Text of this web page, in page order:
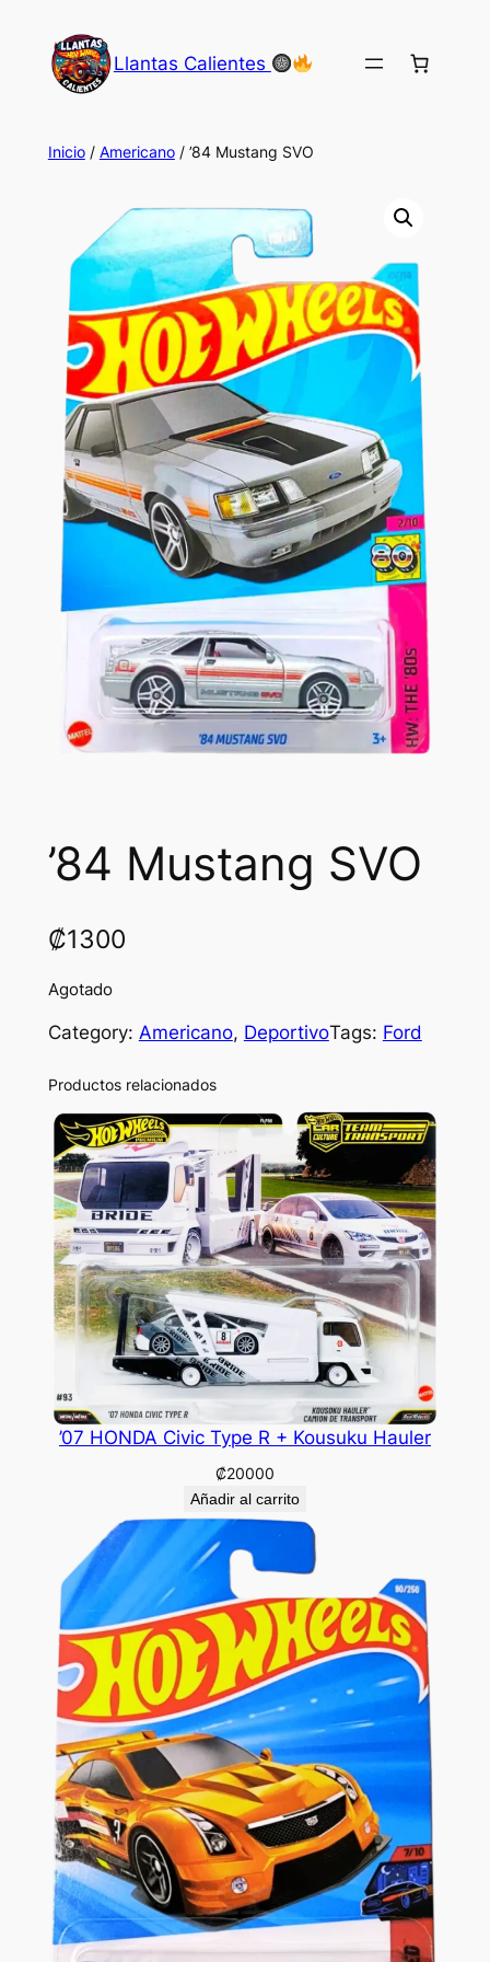
contenido
Llantas Calientes
Inicio/ Americano/ ’84 Mustang SVO
’84 Mustang SVO
₡1300
Agotado
Category: Americano, DeportivoTags: Ford
Productos relacionados
’07 HONDA Civic Type R + Kousuku Hauler
₡20000
Añadir al carrito